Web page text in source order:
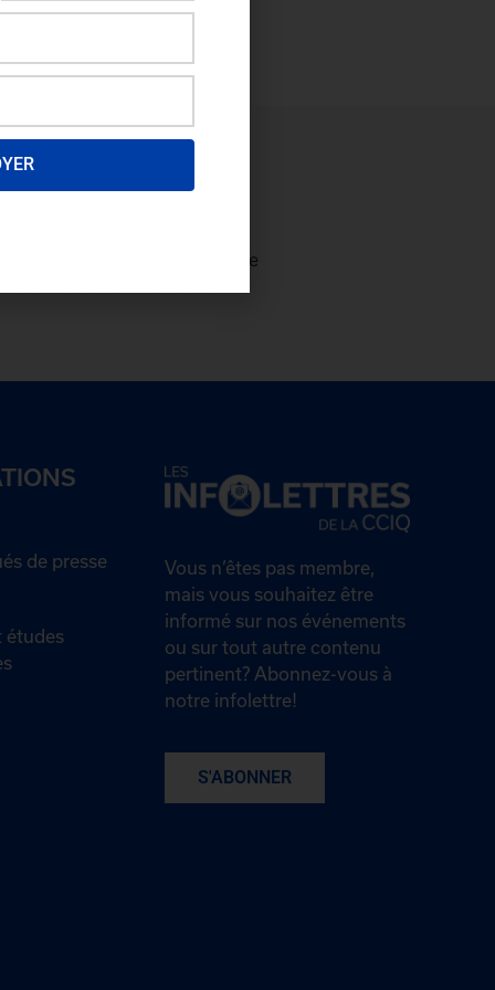
afin de consulter le
de presse
études
Vous n’êtes pas membre,
mais vous souhaitez être
informé sur nos événements
ou sur tout autre contenu
pertinent? Abonnez-vous à
notre infolettre!
S'ABONNER